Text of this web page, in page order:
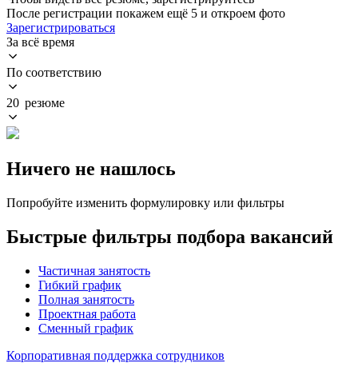
После регистрации покажем ещё 5 и откроем фото
Зарегистрироваться
За всё время
По соответствию
20 резюме
Ничего не нашлось
Попробуйте изменить формулировку или фильтры
Быстрые фильтры подбора вакансий
Частичная занятость
Гибкий график
Полная занятость
Проектная работа
Сменный график
Корпоративная поддержка сотрудников